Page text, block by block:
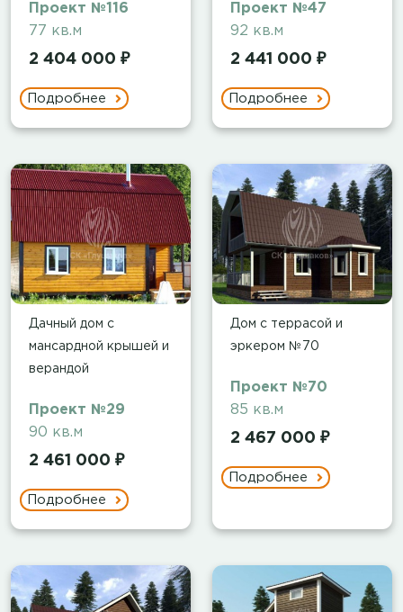
Проект №116
77 кв.м
2 404 000 ₽
Подробнее
Проект №47
92 кв.м
2 441 000 ₽
Подробнее
Дачный дом с
мансардной крышей и
верандой
Проект №29
90 кв.м
2 461 000 ₽
Подробнее
Дом с террасой и
эркером №70
Проект №70
85 кв.м
2 467 000 ₽
Подробнее